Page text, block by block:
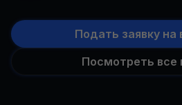
Подать заявку на
Посмотреть все